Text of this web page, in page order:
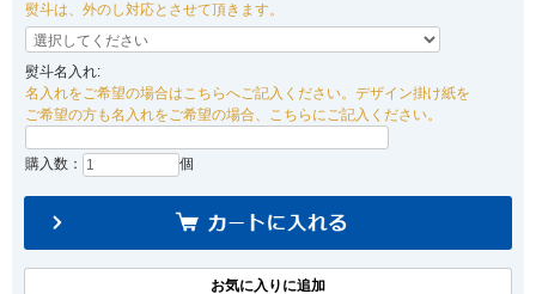
熨斗は、外のし対応とさせて頂きます。
熨斗名入れ:
名入れをご希望の場合はこちらへご記入ください。デザイン掛け紙を
ご希望の方も名入れをご希望の場合、こちらにご記入ください。
購入数： 個